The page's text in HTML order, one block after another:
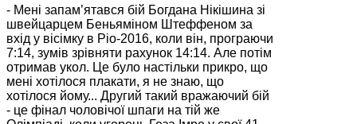
- Мені запам’ятався бій Богдана Нікішина зі
швейцарцем Беньяміном Штеффеном за
вхід у вісімку в Ріо-2016, коли він, програючи
7:14, зумів зрівняти рахунок 14:14. Але потім
отримав укол. Це було настільки прикро, що
мені хотілося плакати, я не знаю, що
хотілося йому... Другий такий вражаючий бій
- це фінал чоловічої шпаги на тій же